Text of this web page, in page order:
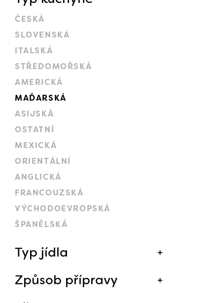
ČESKÁ
SLOVENSKÁ
ITALSKÁ
STŘEDOMOŘSKÁ
AMERICKÁ
MAĎARSKÁ
ASIJSKÁ
OSTATNÍ
MEXICKÁ
ORIENTÁLNÍ
ANGLICKÁ
FRANCOUZSKÁ
VÝCHODOEVROPSKÁ
ŠPANĚLSKÁ
Typ jídla
Způsob přípravy